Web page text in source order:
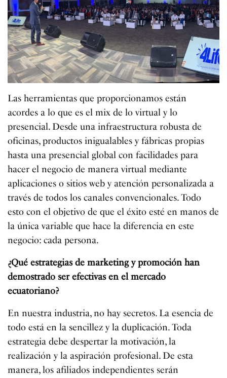
Las herramientas que proporcionamos están
acordes a lo que es el mix de lo virtual y lo
presencial. Desde una infraestructura robusta de
oficinas, productos inigualables y fábricas propias
hasta una presencial global con facilidades para
hacer el negocio de manera virtual mediante
aplicaciones o sitios web y atención personalizada a
través de todos los canales convencionales. Todo
esto con el objetivo de que el éxito esté en manos de
la única variable que hace la diferencia en este
negocio: cada persona.
¿Qué estrategias de marketing y promoción han
demostrado ser efectivas en el mercado
ecuatoriano?
En nuestra industria, no hay secretos. La esencia de
todo está en la sencillez y la duplicación. Toda
estrategia debe despertar la motivación, la
realización y la aspiración profesional. De esta
manera, los afiliados independientes serán